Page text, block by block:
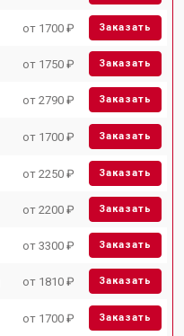
от 1700 ₽ Заказать
от 1750 ₽ Заказать
от 2790 ₽ Заказать
от 1700 ₽ Заказать
от 2250 ₽ Заказать
от 2200 ₽ Заказать
от 3300 ₽ Заказать
от 1810 ₽ Заказать
от 1700 ₽ Заказать